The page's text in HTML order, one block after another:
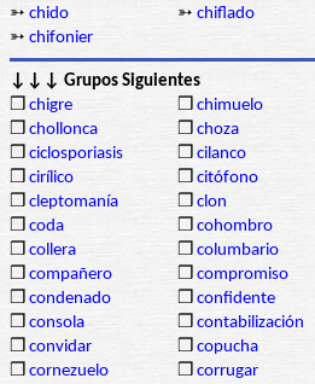
➳ chido ➳ chiflado
➳ chifonier
↓↓↓ Grupos Siguientes
❒ chigre ❒ chimuelo
❒ chollonca ❒ choza
❒ ciclosporiasis ❒ cilanco
❒ cirílico ❒ citófono
❒ cleptomanía ❒ clon
❒ coda ❒ cohombro
❒ collera ❒ columbario
❒ compañero ❒ compromiso
❒ condenado ❒ confidente
❒ consola ❒ contabilización
❒ convidar ❒ copucha
❒ cornezuelo ❒ corrugar